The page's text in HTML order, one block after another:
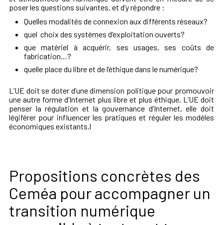
poser les questions suivantes, et d’y répondre :
Quelles modalités de connexion aux différents réseaux?
quel choix des systèmes d’exploitation ouverts?
que matériel à acquérir, ses usages, ses coûts de
fabrication…?
quelle place du libre et de l’éthique dans le numérique?
L’UE doit se doter d’une dimension politique pour promouvoir
une autre forme d’Internet plus libre et plus éthique. L’UE doit
penser la régulation et la gouvernance d’Internet, elle doit
légiférer pour influencer les pratiques et réguler les modèles
économiques existants.l
Propositions concrètes des
Ceméa pour accompagner un
transition numérique